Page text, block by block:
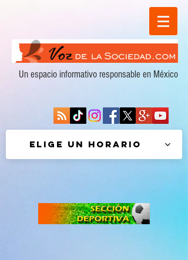
Un espacio informativo responsable en México
Elige un horario